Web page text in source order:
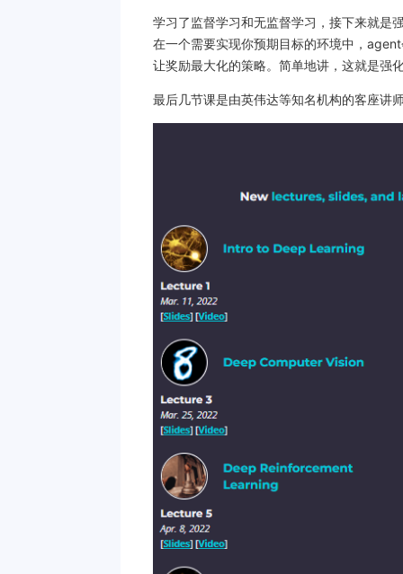
学习了监督学习和无监督学习，接下来就是
在一个需要实现你预期目标的环境中，
让奖励最大化的策略。简单地讲，这就是强
最后几节课是由英伟达等知名机构的客座讲